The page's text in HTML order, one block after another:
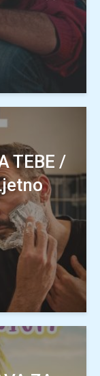
TEBE /